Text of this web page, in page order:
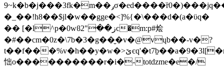
9~k�b�j���3fk�m��ݛσ�ed����ȑ0�)���jq���q1�5��el��ǚxlfu
�_��!h8��$jl�w��gge�<]%{�\���d�(a�ϋq�
�� [�l^p�0wϐز��"2c�m:p#烩
�#��cm�0z�\7b�3�g��̮�v�@vųb��-v�?
t��f���%v�h��y�w�>ێєq'�t7ḇ��a�9�3l[�қz�lg�5�ّ�}u�1u���!'34������rp����ù[9��{�;7
㤕o����������r�i�-totǳme�e�/